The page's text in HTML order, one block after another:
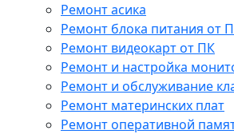
Ремонт асика
Ремонт блока питания от
Ремонт видеокарт от ПК
Ремонт и настройка
Ремонт и обслуживание
Ремонт материнских плат
Ремонт оперативной